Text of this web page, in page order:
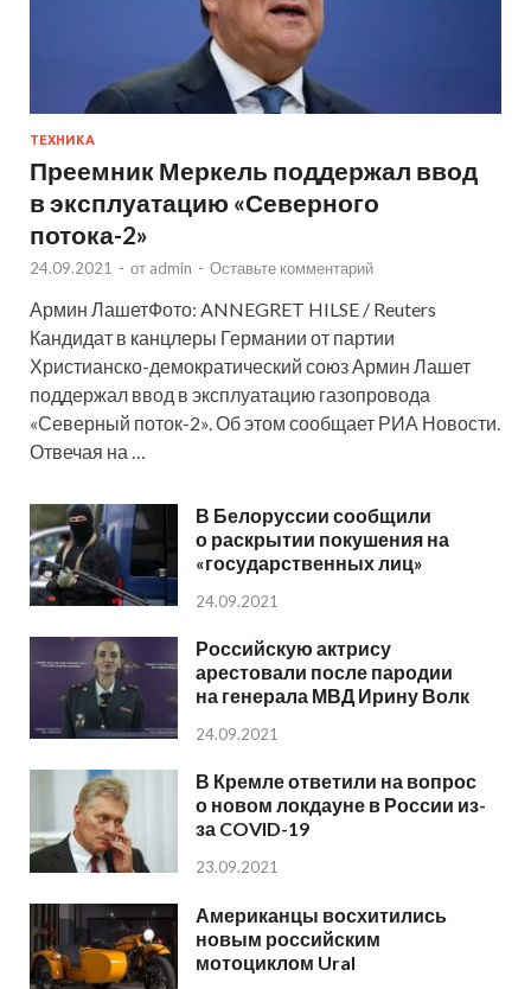
ТЕХНИКА
Преемник Меркель поддержал ввод
в эксплуатацию «Северного
потока-2»
24.09.2021 - от admin - Оставьте комментарий
Армин ЛашетФото: ANNEGRET HILSE / Reuters
Кандидат в канцлеры Германии от партии
Христианско-демократический союз Армин Лашет
поддержал ввод в эксплуатацию газопровода
«Северный поток-2». Об этом сообщает РИА Новости.
Отвечая на …
В Белоруссии сообщили
о раскрытии покушения на
«государственных лиц»
24.09.2021
Российскую актрису
арестовали после пародии
на генерала МВД Ирину Волк
24.09.2021
В Кремле ответили на вопрос
о новом локдауне в России из-
за COVID-19
23.09.2021
Американцы восхитились
новым российским
мотоциклом Ural